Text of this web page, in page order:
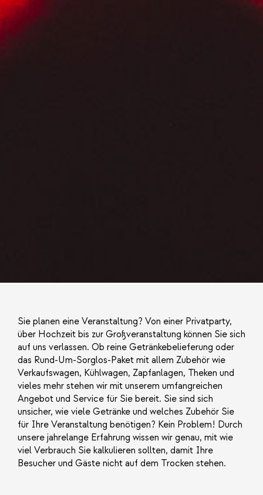
Sie planen eine Veranstaltung? Von einer Privatparty,
über Hochzeit bis zur Großveranstaltung können Sie sich
auf uns verlassen. Ob reine Getränkebelieferung oder
das Rund-Um-Sorglos-Paket mit allem Zubehör wie
Verkaufswagen, Kühlwagen, Zapfanlagen, Theken und
vieles mehr stehen wir mit unserem umfangreichen
Angebot und Service für Sie bereit. Sie sind sich
unsicher, wie viele Getränke und welches Zubehör Sie
für Ihre Veranstaltung benötigen? Kein Problem! Durch
unsere jahrelange Erfahrung wissen wir genau, mit wie
viel Verbrauch Sie kalkulieren sollten, damit Ihre
Besucher und Gäste nicht auf dem Trocken stehen.